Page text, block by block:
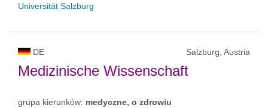
Universität Salzburg
DE Salzburg, Austria
Medizinische Wissenschaft
grupa kierunków: medyczne, o zdrowiu